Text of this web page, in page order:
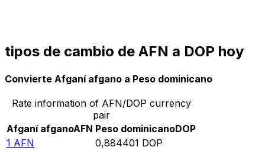
tipos de cambio de AFN a DOP hoy
Convierte Afganí afgano a Peso dominicano
Rate information of AFN/DOP currency
pair
Afganí afganoAFN Peso dominicanoDOP
1 AFN 0,884401 DOP